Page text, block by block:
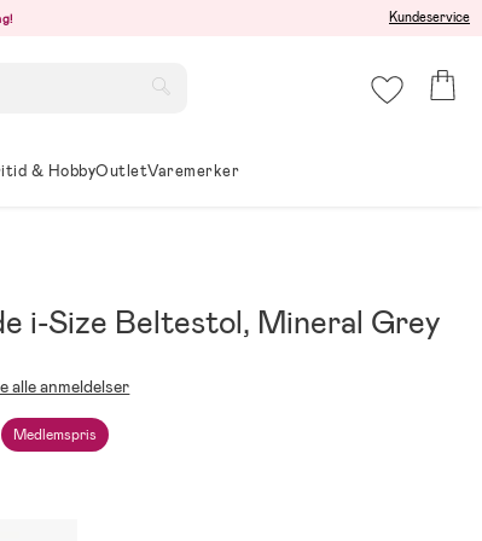
Kundeservice
& HobbyOutletVaremerker
i-Size Beltestol, Mineral Grey
Medlemspris
alle anmeldelser